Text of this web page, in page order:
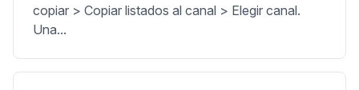
copiar > Copiar listados al canal > Elegir canal.
Una...